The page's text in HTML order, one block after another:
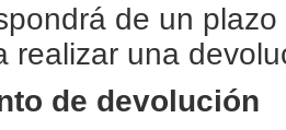
de un
realizar una
de devolución